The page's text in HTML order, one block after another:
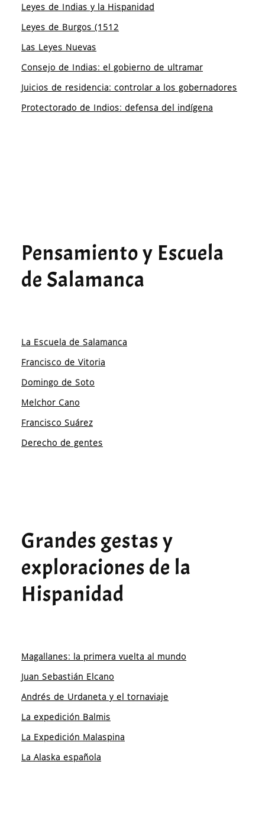
Leyes de Indias y la Hispanidad
Leyes de Burgos (1512
Las Leyes Nuevas
Consejo de Indias: el gobierno de ultramar
Juicios de residencia: controlar a los gobernadores
Protectorado de Indios: defensa del indígena
Pensamiento y Escuela
de Salamanca
La Escuela de Salamanca
Francisco de Vitoria
Domingo de Soto
Melchor Cano
Francisco Suárez
Derecho de gentes
Grandes gestas y
exploraciones de la
Hispanidad
Magallanes: la primera vuelta al mundo
Juan Sebastián Elcano
Andrés de Urdaneta y el tornaviaje
La expedición Balmis
La Expedición Malaspina
La Alaska española